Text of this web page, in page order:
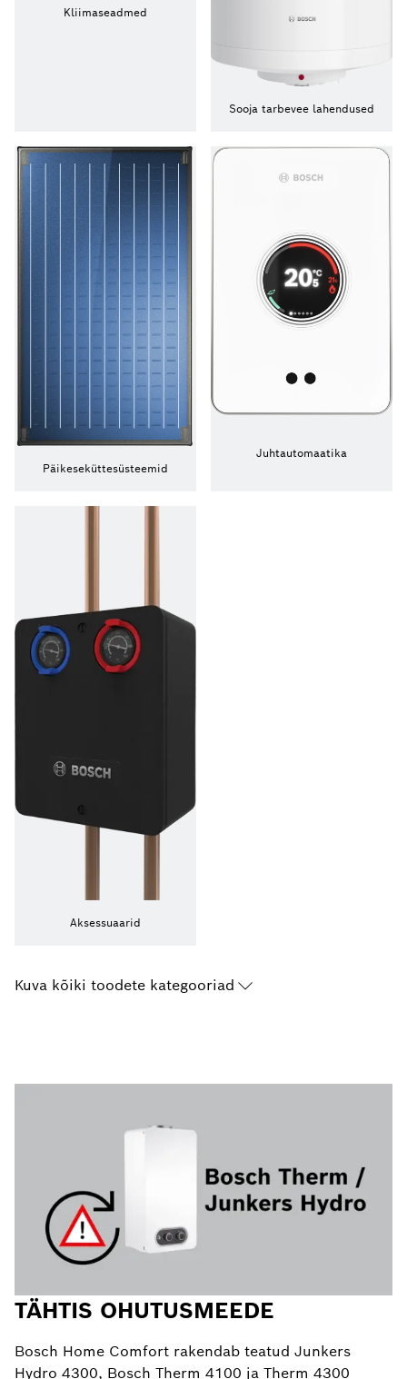
Kliimaseadmed
Sooja tarbevee lahendused
Päikeseküttesüsteemid
Juhtautomaatika
Aksessuaarid
Kuva kõiki toodete kategooriad
TÄHTIS OHUTUSMEEDE
Bosch Home Comfort rakendab teatud Junkers
Hydro 4300, Bosch Therm 4100 ja Therm 4300